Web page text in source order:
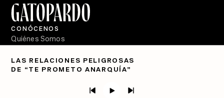
LAS RELACIONES PELIGROSAS
DE “TE PROMETO ANARQUÍA”
CONÓCENOS
Quiénes Somos
PÓDCASTS